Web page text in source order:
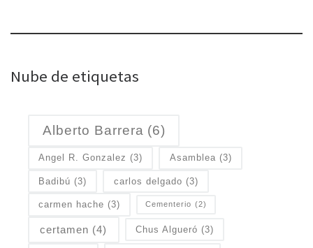
Nube de etiquetas
Alberto Barrera (6)
Angel R. Gonzalez (3) Asamblea (3)
Badibú (3) carlos delgado (3)
carmen hache (3) Cementerio (2)
certamen (4) Chus Algueró (3)